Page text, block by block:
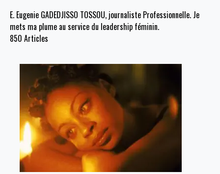
E. Eugenie GADEDJISSO TOSSOU, journaliste Professionnelle. Je
mets ma plume au service du leadership féminin.
850 Articles